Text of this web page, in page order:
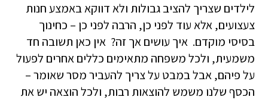
לילדים שצריך להציב גבולות ולא דווקא באמצע חנות
צעצועים, אלא עוד לפני כן, הרבה לפני כן – כחינוך
בסיסי מוקדם. איך עושים אך זה? אין כאן תשובה חד
משמעית, ולכל משפחה מתאימים כללים אחרים לפעול
על פיהם, אבל במבט על צריך להעביר מסר שאומר –
הכסף שלנו משמש להוצאות רבות, ולכל הוצאה יש את